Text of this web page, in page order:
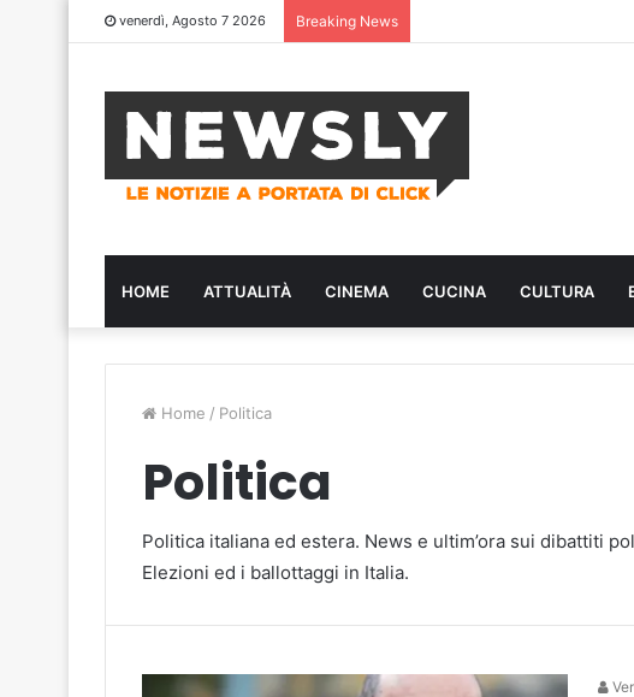
venerdì, Agosto 7 2026 Breaking News
HOME ATTUALITÀ CINEMA CUCINA CULTURA
Home / Politica
Politica
Politica italiana ed estera. News e ultim’ora sui dibattiti
Elezioni ed i ballottaggi in Italia.